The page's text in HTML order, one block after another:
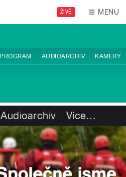
ŽIVĚ MENU
PROGRAM AUDIOARCHIV KAMERY
Audioarchiv Více…